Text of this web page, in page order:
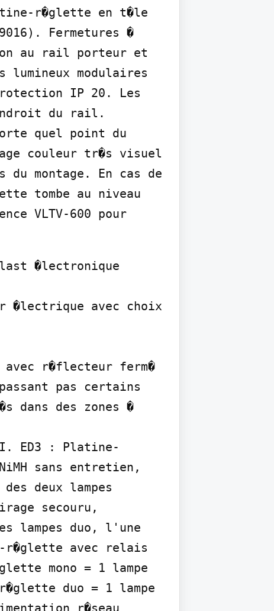
r�glette en t�le
Fermetures �
au rail porteur et
modulaires
IP 20. Les
du rail.
quel point du
couleur tr�s visuel
montage. En cas de
tombe au niveau
VLTV-600 pour
�lectronique
�lectrique avec choix
r�flecteur ferm�
pas certains
dans des zones �
ED3 : Platine-
sans entretien,
deux lampes
secouru,
lampes duo, l'une
r�glette avec relais
mono = 1 lampe
duo = 1 lampe
r�seau